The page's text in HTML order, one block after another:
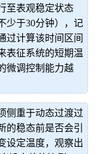
至表观稳定状态
少于30分钟），记
过计算该时间区间
表征系统的短期温
微调控制能力越
侧重于动态过渡过
的稳态前是否会引
设定温度，观察出